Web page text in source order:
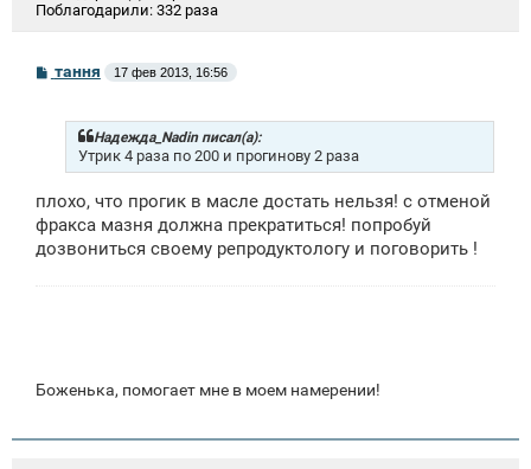
Поблагодарили: 332 раза
С
е
тання 17 фев 2013, 16:56
Надежда_Nadin писал(а):
Утрик 4 раза по 200 и прогинову 2 раза
плохо, что прогик в масле достать нельзя! с отменой
фракса мазня должна прекратиться! попробуй
дозвониться своему репродуктологу и поговорить !
Боженька, помогает мне в моем намерении!